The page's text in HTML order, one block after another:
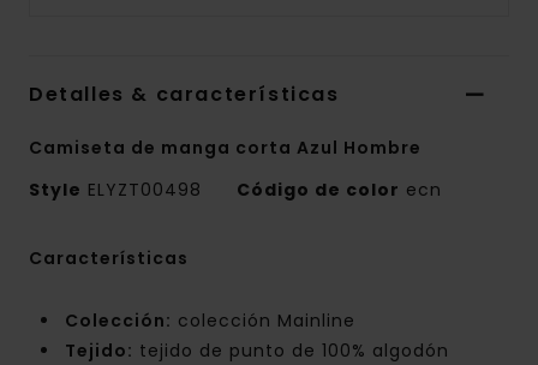
Detalles & características
Camiseta de manga corta Azul Hombre
Style ELYZT00498 Código de color ecn
Características
Colección: colección Mainline
Tejido: tejido de punto de 100% algodón